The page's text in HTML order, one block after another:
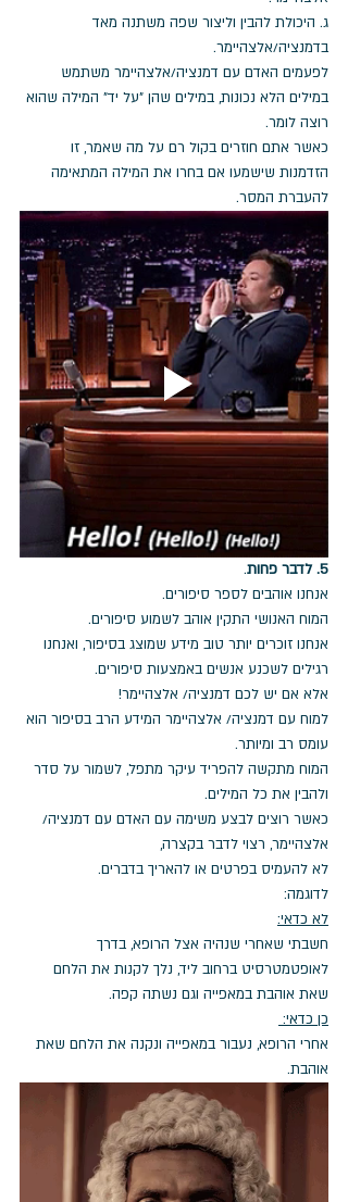
ג. היכולת להבין וליצור שפה משתנה מאד
בדמנציה/אלצהיימר.
לפעמים האדם עם דמנציה/אלצהיימר משתמש
במילים הלא נכונות, במילים שהן "על יד" המילה שהוא
רוצה לומר.
כאשר אתם חוזרים בקול רם על מה שאמר, זו
הזדמנות שישמעו אם בחרו את המילה המתאימה
להעברת המסר.
5. לדבר פחות
.
אנחנו אוהבים לספר סיפורים.
המוח האנושי התקין אוהב לשמוע סיפורים.
אנחנו זוכרים יותר טוב מידע שמוצג בסיפור, ואנחנו
רגילים לשכנע אנשים באמצעות סיפורים.
אלא אם יש לכם דמנציה/ אלצהיימר!
למוח עם דמנציה/ אלצהיימר המידע הרב בסיפור הוא
עומס רב ומיותר.
המוח מתקשה להפריד עיקר מתפל, לשמור על סדר
ולהבין את כל המילים.
כאשר רוצים לבצע משימה עם האדם עם דמנציה/
אלצהיימר, רצוי לדבר בקצרה,
לא להעמיס בפרטים או להאריך בדברים.
לדוגמה:
לא כדאי:
חשבתי שאחרי שנהיה אצל הרופא, בדרך
לאופטמטרסיט ברחוב ליד, נלך לקנות את הלחם
שאת אוהבת במאפייה וגם נשתה קפה.
כן כדאי:
אחרי הרופא, נעבור במאפייה ונקנה את הלחם שאת
אוהבת.